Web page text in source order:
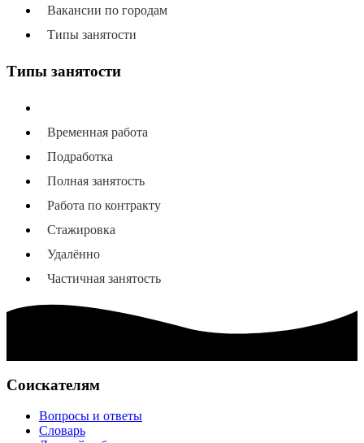
Вакансии по городам
Типы занятости
Типы занятости
Временная работа
Подработка
Полная занятость
Работа по контракту
Стажировка
Удалённо
Частичная занятость
Соискателям
Вопросы и ответы
Словарь